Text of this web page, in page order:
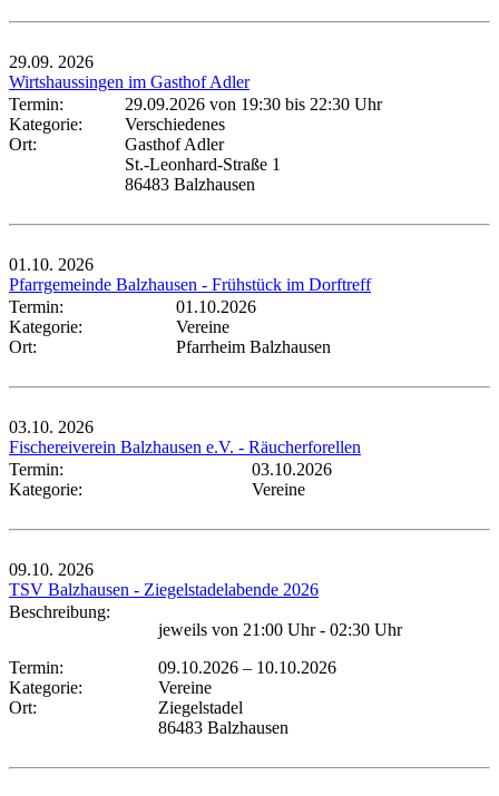
29.09. 2026
Wirtshaussingen im Gasthof Adler
Termin:
29.09.2026 von 19:30 bis 22:30 Uhr
Kategorie:
Verschiedenes
Ort:
Gasthof Adler
St.-Leonhard-Straße 1
86483 Balzhausen
01.10. 2026
Pfarrgemeinde Balzhausen - Frühstück im Dorftreff
Termin:
01.10.2026
Kategorie:
Vereine
Ort:
Pfarrheim Balzhausen
03.10. 2026
Fischereiverein Balzhausen e.V. - Räucherforellen
Termin:
03.10.2026
Kategorie:
Vereine
09.10. 2026
TSV Balzhausen - Ziegelstadelabende 2026
Beschreibung:
jeweils von 21:00 Uhr - 02:30 Uhr
Termin:
09.10.2026 – 10.10.2026
Kategorie:
Vereine
Ort:
Ziegelstadel
86483 Balzhausen